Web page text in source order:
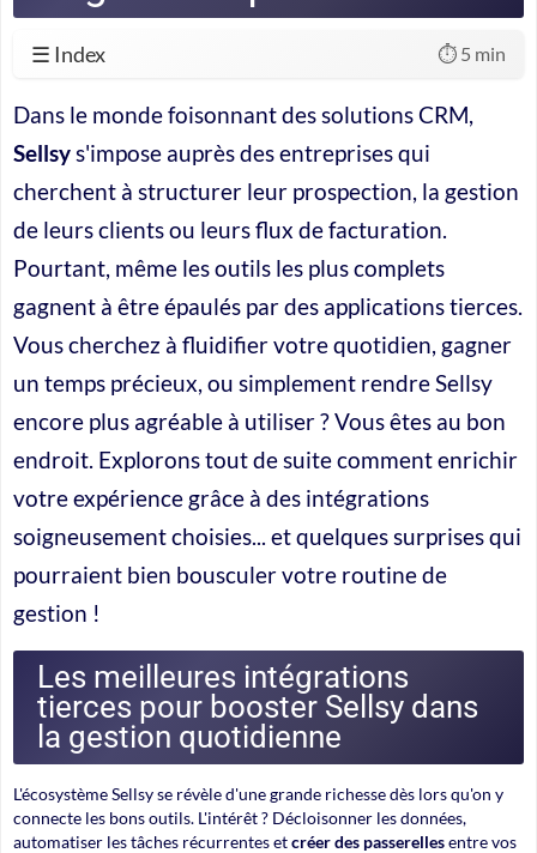
☰ Index ⏱️ 5 min
Dans le monde foisonnant des solutions CRM,
Sellsys'impose auprès des entreprises qui
cherchent à structurer leur prospection, la gestion
de leurs clients ou leurs flux de facturation.
Pourtant, même les outils les plus complets
gagnent à être épaulés par des applications tierces.
Vous cherchez à fluidifier votre quotidien, gagner
un temps précieux, ou simplement rendre Sellsy
encore plus agréable à utiliser ? Vous êtes au bon
endroit. Explorons tout de suite comment enrichir
votre expérience grâce à des intégrations
soigneusement choisies... et quelques surprises qui
pourraient bien bousculer votre routine de
gestion !
Les meilleures intégrations
tierces pour booster Sellsy dans
la gestion quotidienne
L'écosystème Sellsy se révèle d'une grande richesse dès lors qu'on y
connecte les bons outils. L'intérêt ? Décloisonner les données,
automatiser les tâches récurrentes etcréer des passerellesentre vos